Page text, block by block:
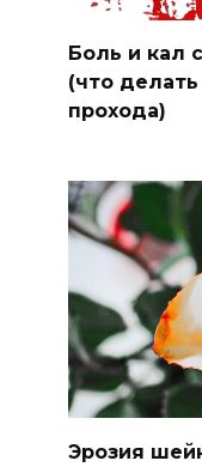
Боль и кал
(что
прохода)
Эрозия